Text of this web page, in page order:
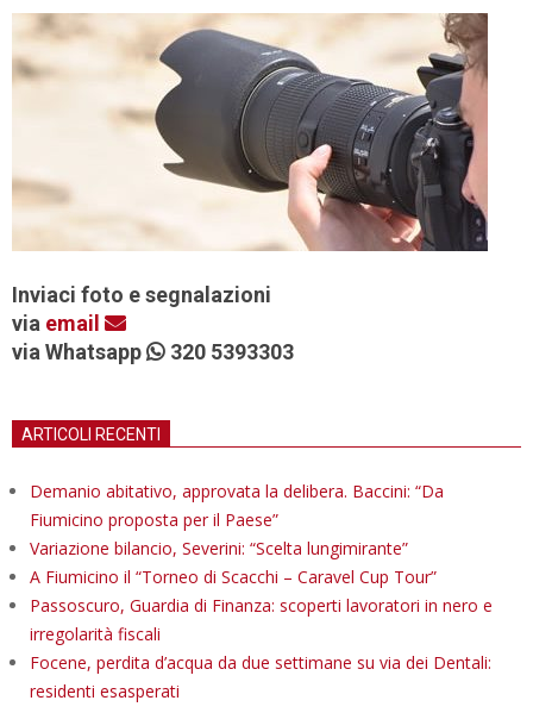
Inviaci foto e segnalazioni
via email
via Whatsapp
320 5393303
ARTICOLI RECENTI
Demanio abitativo, approvata la delibera. Baccini: “Da
Fiumicino proposta per il Paese”
Variazione bilancio, Severini: “Scelta lungimirante”
A Fiumicino il “Torneo di Scacchi – Caravel Cup Tour”
Passoscuro, Guardia di Finanza: scoperti lavoratori in nero e
irregolarità fiscali
Focene, perdita d’acqua da due settimane su via dei Dentali:
residenti esasperati